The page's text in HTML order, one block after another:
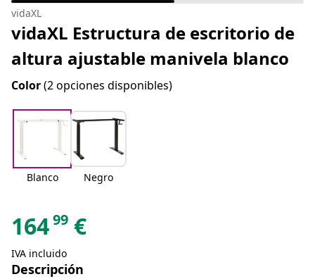
vidaXL
vidaXL Estructura de escritorio de
altura ajustable manivela blanco
Color(2 opciones disponibles)
Blanco Negro
16499 €
IVA incluido
Descripción